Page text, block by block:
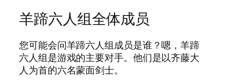
羊蹄六人组全体成员
您可能会问羊蹄六人组成员是谁？嗯，羊蹄
六人组是游戏的主要对手。他们是以齐藤大
人为首的六名蒙面剑士。